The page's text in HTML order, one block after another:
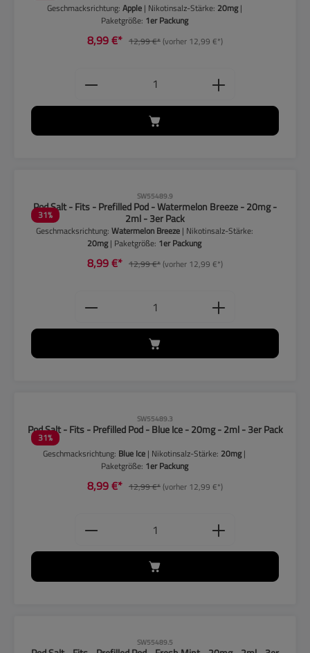
Geschmacksrichtung: Apple | Nikotinsalz-Stärke: 20mg|
Paketgröße: 1er Packung
8,99 €* 12,99 €*(vorher 12,99 €*)
Produkt Anzahl: Gib den
31%
SW55489.9
Pod Salt - Fits - Prefilled Pod - Watermelon Breeze - 20mg -
2ml - 3er Pack
Geschmacksrichtung: Watermelon Breeze | Nikotinsalz-Stärke:
20mg| Paketgröße: 1er Packung
8,99 €* 12,99 €*(vorher 12,99 €*)
Produkt Anzahl: Gib den
31%
SW55489.3
Pod Salt - Fits - Prefilled Pod - Blue Ice - 20mg - 2ml - 3er Pack
Geschmacksrichtung: Blue Ice | Nikotinsalz-Stärke: 20mg|
Paketgröße: 1er Packung
8,99 €* 12,99 €*(vorher 12,99 €*)
Produkt Anzahl: Gib den
SW55489.5